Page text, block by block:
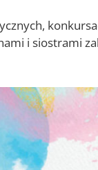
i siostrami